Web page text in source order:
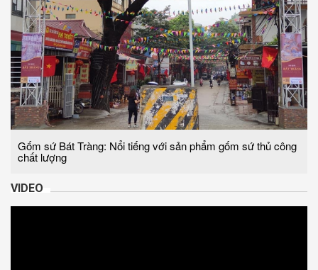
Gốm sứ Bát Tràng: Nổi tiếng với sản phẩm gốm sứ thủ công
chất lượng
VIDEO